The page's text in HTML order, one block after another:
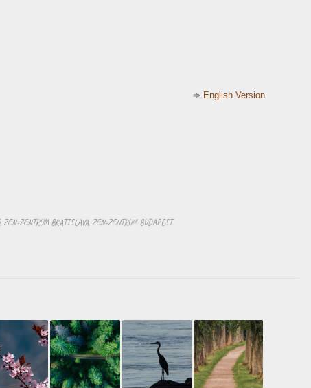
➾ English Version
, ZEN-ZENTRUM BRATISLAVA, ZEN-ZENTRUM BUDAPEST